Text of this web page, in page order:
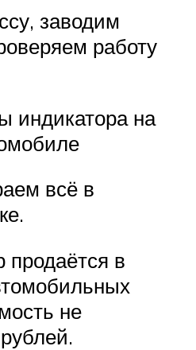
заводим
работу
индикатора на
всё в
продаётся в
не